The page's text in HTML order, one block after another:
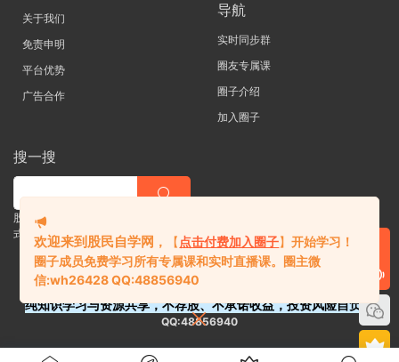
关于我们
免责申明
平台优势
广告合作
导航
实时同步群
圈友专属课
圈子介绍
加入圈子
搜一搜
股票 |直播| 外汇| 期货 |金融理财一站
式学习平台
纯知识学习与资源共享，不荐股、不承诺收益，投资风险自负。
QQ:48856940
欢迎来到股民自学网 ， 【 点击付费加入圈子】开始学习！
圈子成员免费学习所有专属课和实时直播课。 圈主微
信:wh26428 QQ:48856940